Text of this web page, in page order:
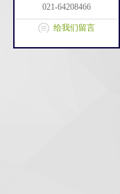
021-64208466
给我们留言